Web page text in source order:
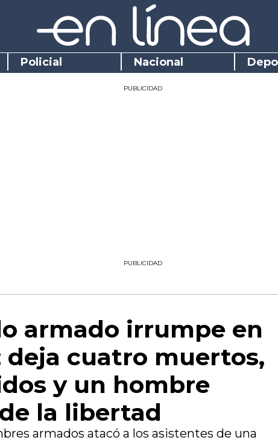
Policial Nacional
PUBLICIDAD
PUBLICIDAD
armado irrumpe en
deja cuatro muertos,
y un hombre
la libertad
armados atacó a los asistentes de una